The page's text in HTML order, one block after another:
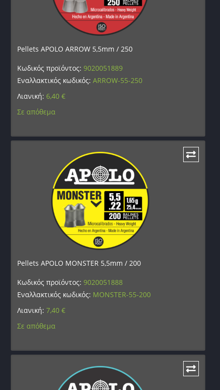
Pellets APOLO ARROW 5,5mm / 250
Κωδικός προϊόντος:9020051889
Εναλλακτικός κωδικός:ARROW-55-250
Λιανική: 6,40€
Σε απόθεμα
Pellets APOLO MONSTER 5,5mm / 200
Κωδικός προϊόντος:9020051888
Εναλλακτικός κωδικός: MONSTER-55-200
Λιανική:7,40€
Σε απόθεμα